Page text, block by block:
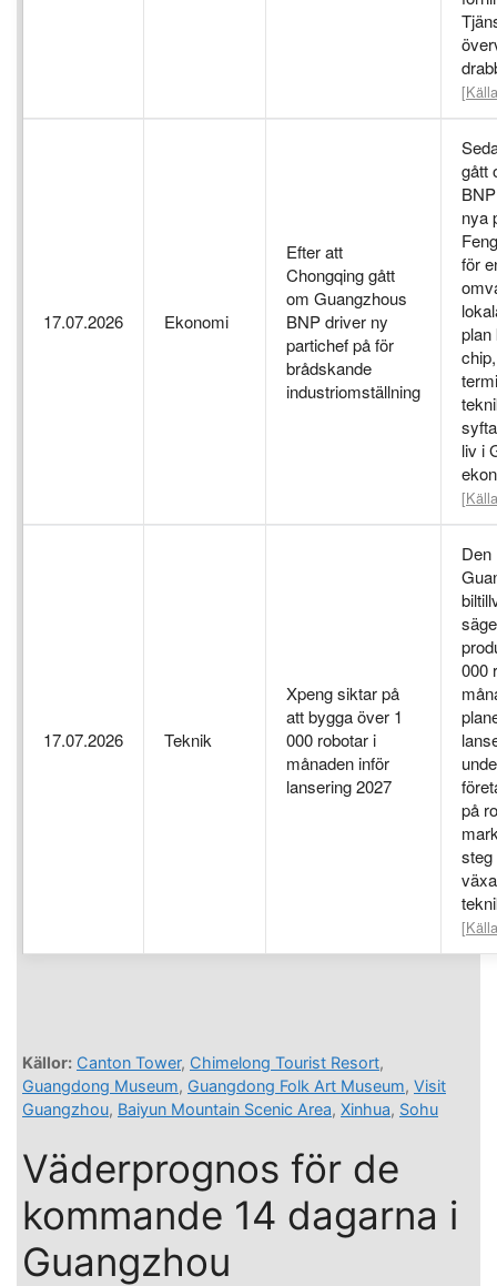
17.07.2026 Ekonomi
Efter att
Chongqing gått
om Guangzhous
BNP driver ny
partichef på för
brådskande
industriomställning
gått
nya
för
plan
liv i
17.07.2026 Teknik
Xpeng siktar på
att bygga över 1
000 robotar i
månaden inför
lansering 2027
Den
000
på
steg
Källor: Canton Tower, Chimelong Tourist Resort,
Guangdong Museum, Guangdong Folk Art Museum, Visit
Guangzhou, Baiyun Mountain Scenic Area, Xinhua, Sohu
Väderprognos för de
kommande 14 dagarna i
Guangzhou